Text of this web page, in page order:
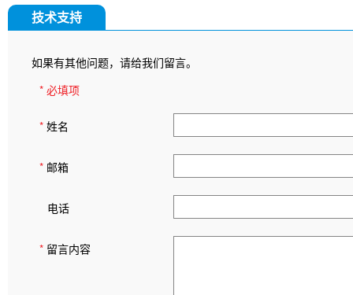
技术支持
如果有其他问题，请给我们留言。
* 必填项
* 姓名
* 邮箱
电话
* 留言内容